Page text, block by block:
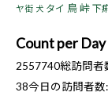
ヤ街 犬 タイ 鳥峠 下
Count per Day
2557740総訪問者
38今日の訪問者数: